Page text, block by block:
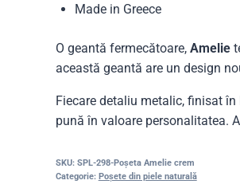
Made in Greece
O geantă fermecătoare, Amelie
această geantă are un design
Fiecare detaliu metalic, finisat în
pună în valoare personalitatea.
SKU: SPL-298-Poșeta Amelie crem
Categorie: Poșete din piele naturală